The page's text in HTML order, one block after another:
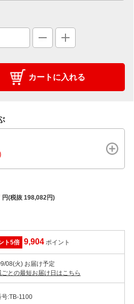
カートに入れる
円(税抜 198,082円)
ト5倍 9,904 ポイント
08(火) お届け予定
との最短お届け日はこちら
号:TB-1100